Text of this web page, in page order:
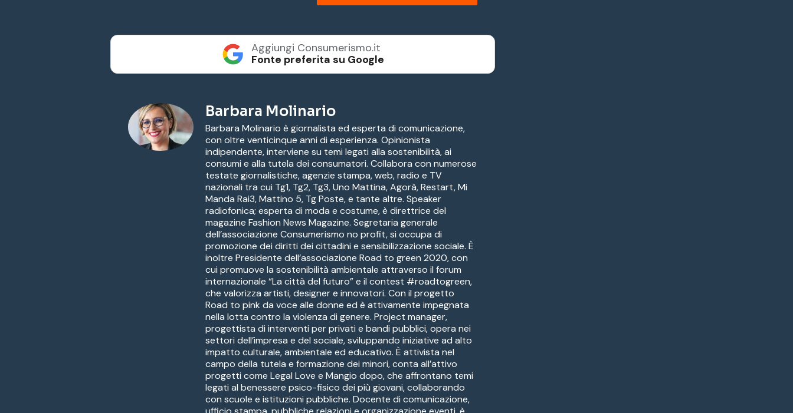
Aggiungi Consumerismo.it
Fonte preferita su Google
Barbara Molinario
Barbara Molinario è giornalista ed esperta di comunicazione,
con oltre venticinque anni di esperienza. Opinionista
indipendente, interviene su temi legati alla sostenibilità, ai
consumi e alla tutela dei consumatori. Collabora con numerose
testate giornalistiche, agenzie stampa, web, radio e TV
nazionali tra cui Tg1, Tg2, Tg3, Uno Mattina, Agorà, Restart, Mi
Manda Rai3, Mattino 5, Tg Poste, e tante altre. Speaker
radiofonica; esperta di moda e costume, è direttrice del
magazine Fashion News Magazine. Segretaria generale
dell’associazione Consumerismo no profit, si occupa di
promozione dei diritti dei cittadini e sensibilizzazione sociale. È
inoltre Presidente dell’associazione Road to green 2020, con
cui promuove la sostenibilità ambientale attraverso il forum
internazionale “La città del futuro” e il contest #roadtogreen,
che valorizza artisti, designer e innovatori. Con il progetto
Road to pink da voce alle donne ed è attivamente impegnata
nella lotta contro la violenza di genere. Project manager,
progettista di interventi per privati e bandi pubblici, opera nei
settori dell’impresa e del sociale, sviluppando iniziative ad alto
impatto culturale, ambientale ed educativo. È attivista nel
campo della tutela e formazione dei minori, conta all’attivo
progetti come Legal Love e Mangio dopo, che affrontano temi
legati al benessere psico-fisico dei più giovani, collaborando
con scuole e istituzioni pubbliche. Docente di comunicazione,